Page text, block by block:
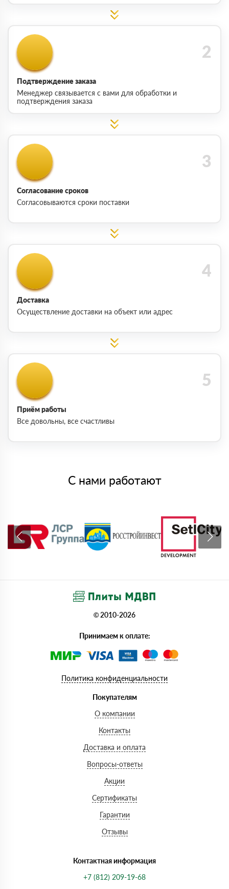
Подтверждение заказа
Менеджер связывается с вами для обработки и
подтверждения заказа
Согласование сроков
Согласовываются сроки поставки
Доставка
Осуществление доставки на объект или адрес
Приём работы
Все довольны, все счастливы
С нами работают
© 2010-2026
Принимаем к оплате:
Политика конфиденциальности
Покупателям
О компании
Контакты
Доставка и оплата
Вопросы-ответы
Акции
Сертификаты
Гарантии
Отзывы
Контактная информация
+7 (812) 209-19-68